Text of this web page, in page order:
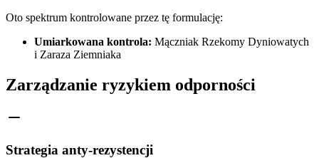
Oto spektrum kontrolowane przez tę formulację:
Umiarkowana kontrola: Mączniak Rzekomy Dyniowatych
i Zaraza Ziemniaka
Zarządzanie ryzykiem odporności
Strategia anty-rezystencji